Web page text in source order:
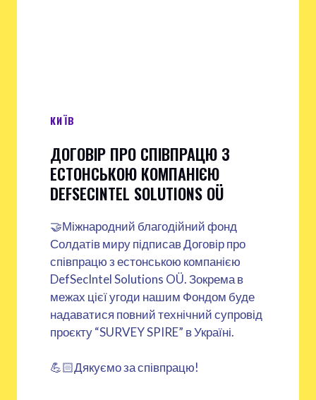
КИЇВ
ДОГОВІР ПРО СПІВПРАЦЮ З
ЕСТОНСЬКОЮ КОМПАНІЄЮ
DEFSECINTEL SOLUTIONS OÜ
🤝Міжнародний благодійний фонд
Солдатів миру підписав Договір про
співпрацю з естонською компанією
DefSecIntel Solutions OÜ. Зокрема в
межах цієї угоди нашим Фондом буде
надаватися повний технічний супровід
проєкту “SURVEY SPIRE” в Україні.
💪🏻Дякуємо за співпрацю!